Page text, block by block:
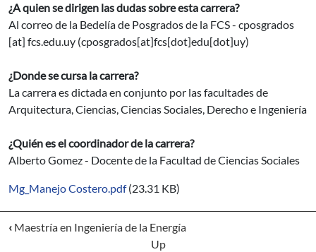
¿A quien se dirigen las dudas sobre esta carrera?
Al correo de la Bedelía de Posgrados de la FCS - cposgrados
[at] fcs.edu.uy (cposgrados[at]fcs[dot]edu[dot]uy)
¿Donde se cursa la carrera?
La carrera es dictada en conjunto por las facultades de
Arquitectura, Ciencias, Ciencias Sociales, Derecho e Ingeniería
¿Quién es el coordinador de la carrera?
Alberto Gomez - Docente de la Facultad de Ciencias Sociales
Mg_Manejo Costero.pdf (23.31 KB)
‹ Maestría en Ingeniería de la Energía
Up